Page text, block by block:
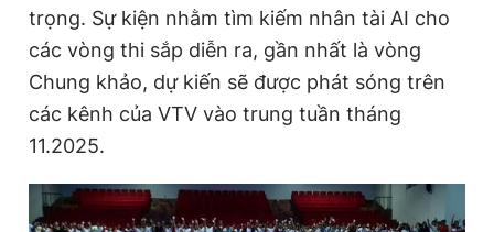
trọng. Sự kiện nhằm tìm kiếm nhân tài AI cho
các vòng thi sắp diễn ra, gần nhất là vòng
Chung khảo, dự kiến sẽ được phát sóng trên
các kênh của VTV vào trung tuần tháng
11.2025.